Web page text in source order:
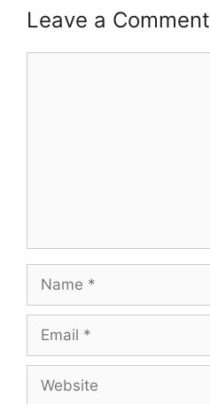
Leave a Comment